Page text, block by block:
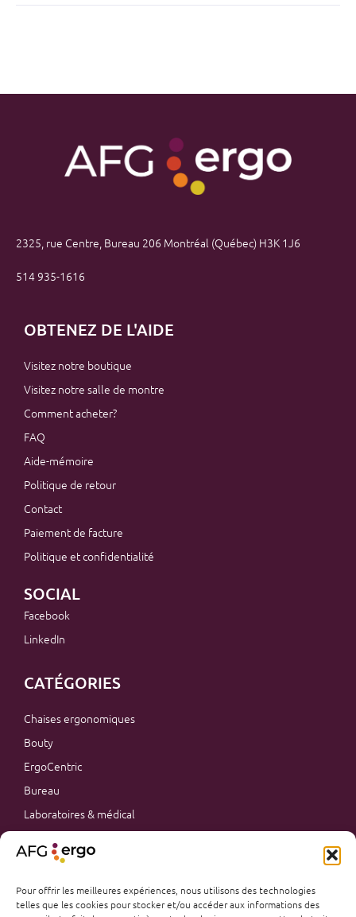
Pour offrir les meilleures expériences, nous utilisons des technologies
telles que les cookies pour stocker et/ou accéder aux informations des
2325, rue Centre, Bureau 206 Montréal (Québec) H3K 1J6
514 935-1616
OBTENEZ DE L'AIDE
Visitez notre boutique
Visitez notre salle de montre
Comment acheter?
FAQ
Aide-mémoire
Politique de retour
Contact
Paiement de facture
Politique et confidentialité
SOCIAL
Facebook
LinkedIn
CATÉGORIES
Chaises ergonomiques
Bouty
ErgoCentric
Bureau
Laboratoires & médical
Garderie & CPE
Tables ajustables en hauteur
Mobilier de bureau